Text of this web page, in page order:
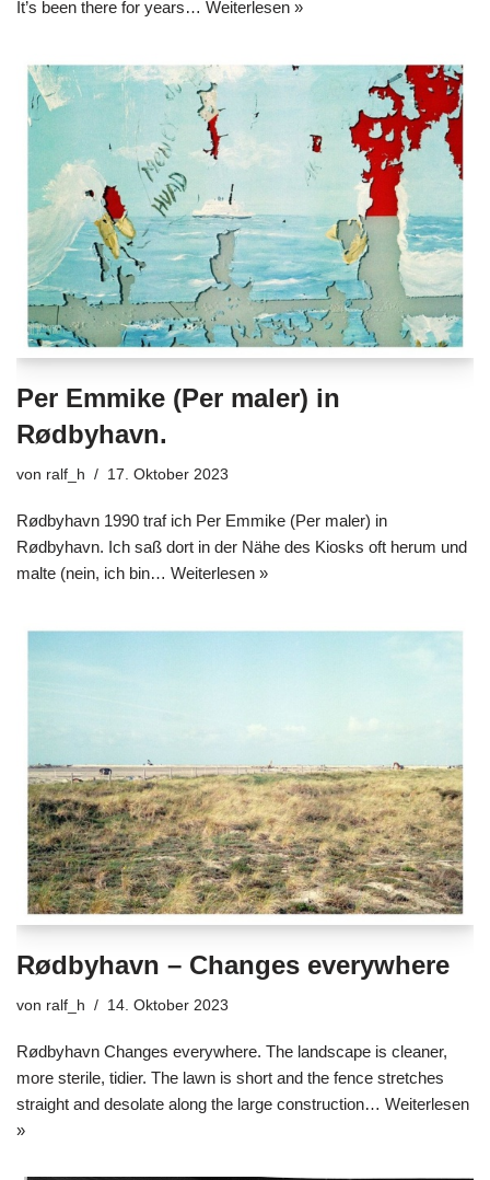
It’s been there for years… Weiterlesen »
Per Emmike (Per maler) in
Rødbyhavn.
von ralf_h 17. Oktober 2023
Rødbyhavn 1990 traf ich Per Emmike (Per maler) in
Rødbyhavn. Ich saß dort in der Nähe des Kiosks oft herum und
malte (nein, ich bin… Weiterlesen »
Rødbyhavn – Changes everywhere
von ralf_h 14. Oktober 2023
Rødbyhavn Changes everywhere. The landscape is cleaner,
more sterile, tidier. The lawn is short and the fence stretches
straight and desolate along the large construction… Weiterlesen
»